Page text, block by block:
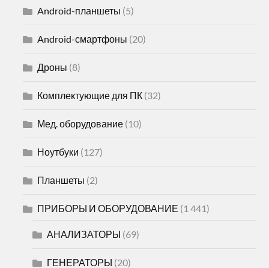
Android-планшеты (5)
Android-смартфоны (20)
Дроны (8)
Комплектующие для ПК (32)
Мед. оборудование (10)
Ноутбуки (127)
Планшеты (2)
ПРИБОРЫ И ОБОРУДОВАНИЕ (1 441)
АНАЛИЗАТОРЫ (69)
ГЕНЕРАТОРЫ (20)